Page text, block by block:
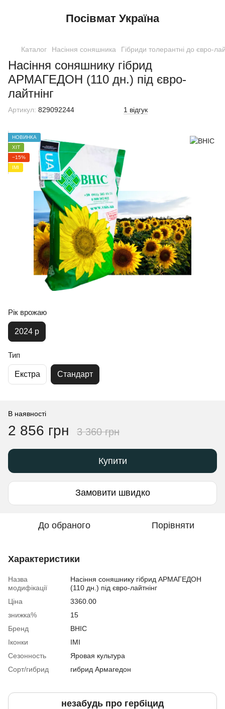
Посівмат Україна
Каталог Насіння соняшника Гібриди толерантні до євро-
Насіння соняшнику гібрид
АРМАГЕДОН (110 дн.) під євро-
лайтнінг
Артикул: 829092244 1 відгук
НОВИНКА
ХІТ
−15%
ІМІ
Рік врожаю
2024 р
Тип
Екстра Стандарт
В наявності
2 856 грн 3 360 грн
Купити
Замовити швидко
До обраного Порівняти
Характеристики
Назва
модифікації
Насіння соняшнику гібрид АРМАГЕДОН
(110 дн.) під євро-лайтнінг
Ціна
3360.00
знижка%
15
Бренд
ВНІС
Іконки
ІМІ
Сезонность
Яровая культура
Сорт/гибрид
гибрид Армагедон
незабудь про гербіцид